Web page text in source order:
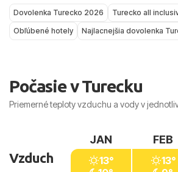
Dovolenka Turecko 2026 Turecko all
Obľúbené hotely
Najlacnejšia dovolenka
Počasie v Turecku
Priemerné teploty vzduchu a vody v
Vzduch
JAN
13°
FEB
13°